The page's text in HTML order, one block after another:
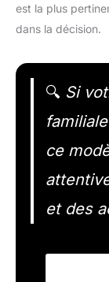
est la plus
dans la décision.
🔍 Si
ce
et des